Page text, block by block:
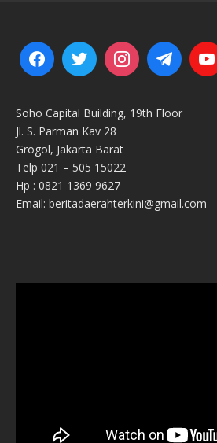
Soho Capital Building, 19th Floor
Jl. S. Parman Kav 28
Grogol, Jakarta Barat
Telp 021 – 505 15022
Hp : 0821 1369 9627
Email: beritadaerahterkini@gmail.com